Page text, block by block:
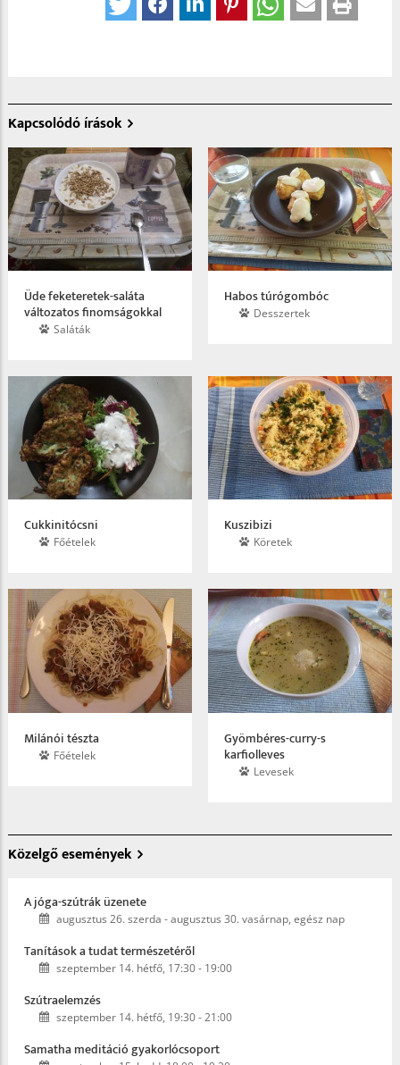
Kapcsolódó írások
Üde feketeretek-saláta
változatos finomságokkal
Saláták
Habos túrógombóc
Desszertek
Cukkinitócsni
Főételek
Kuszibizi
Köretek
Milánói tészta
Főételek
Gyömbéres-curry-s
karfiolleves
Levesek
Közelgő események
A jóga-szútrák üzenete
augusztus 26. szerda -augusztus 30. vasárnap, egész nap
Tanítások a tudat természetéről
szeptember 14. hétfő, 17:30- 19:00
Szútraelemzés
szeptember 14. hétfő, 19:30-21:00
Samatha meditáció gyakorlócsoport